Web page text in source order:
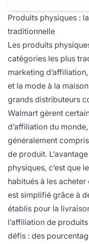
Produits physiques :
traditionnelle
Les produits
catégories les plus
marketing
et la mode à la
grands distributeurs
Walmart gèrent
d’affiliation du
généralement
de produit.
physiques, c’est que
habitués à les acheter
est simplifié grâce à
établis pour la
l’affiliation de
défis : des